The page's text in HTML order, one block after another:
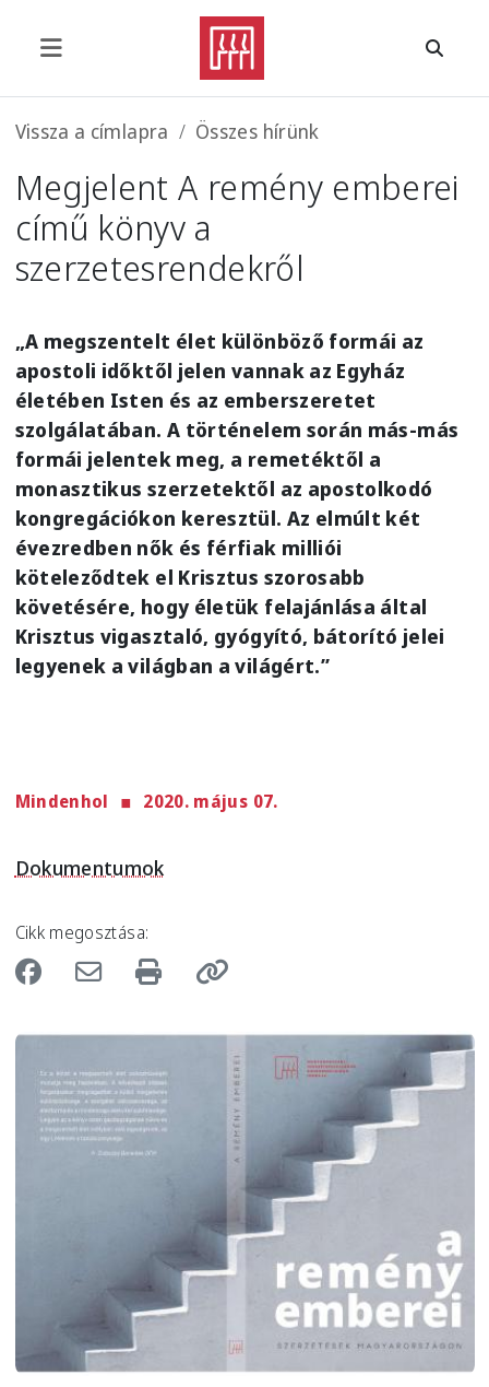
Morzsa
Vissza a címlapra Összes hírünk
Megjelent A remény emberei
című könyv a
szerzetesrendekről
„A megszentelt élet különböző formái az
apostoli időktől jelen vannak az Egyház
életében Isten és az emberszeretet
szolgálatában. A történelem során más-más
formái jelentek meg, a remetéktől a
monasztikus szerzetektől az apostolkodó
kongregációkon keresztül. Az elmúlt két
évezredben nők és férfiak milliói
köteleződtek el Krisztus szorosabb
követésére, hogy életük felajánlása által
Krisztus vigasztaló, gyógyító, bátorító jelei
legyenek a világban a világért.”
Mindenhol 2020. május 07.
Dokumentumok
Cikk megosztása:
Image